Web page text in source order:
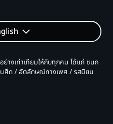
างเท่าเทียมให้กับทุกคน ได้แก่ ชนก
ศึก / อัตลักษณ์ทางเพศ / รสนิยม